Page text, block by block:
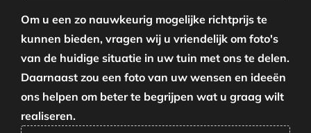
Om u een zo nauwkeurig mogelijke richtprijs te
kunnen bieden, vragen wij u vriendelijk om foto's
van de huidige situatie in uw tuin met ons te delen.
Daarnaast zou een foto van uw wensen en ideeën
ons helpen om beter te begrijpen wat u graag wilt
realiseren.